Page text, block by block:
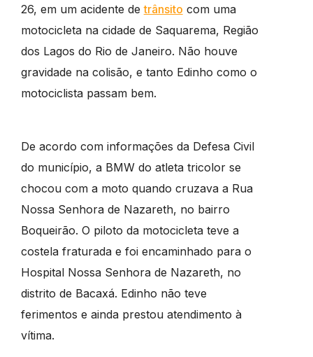
26, em um acidente detrânsito com uma
motocicleta na cidade de Saquarema, Região
dos Lagos do Rio de Janeiro. Não houve
gravidade na colisão, e tanto Edinho como o
motociclista passam bem.
De acordo com informações da Defesa Civil
do município, a BMW do atleta tricolor se
chocou com a moto quando cruzava a Rua
Nossa Senhora de Nazareth, no bairro
Boqueirão. O piloto da motocicleta teve a
costela fraturada e foi encaminhado para o
Hospital Nossa Senhora de Nazareth, no
distrito de Bacaxá. Edinho não teve
ferimentos e ainda prestou atendimento à
vítima.